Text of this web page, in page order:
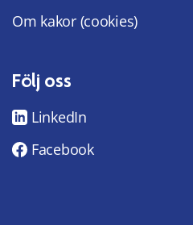
Om kakor (cookies)
Följ oss
LinkedIn
Facebook